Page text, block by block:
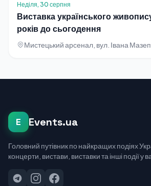
Неділя, 30 серпня
Виставка українського
років до сьогодення
Мистецький арсенал, вул. Івана
E Events.ua
Головний путівник по найкращих подіях
концерти, вистави, виставки та інші події у